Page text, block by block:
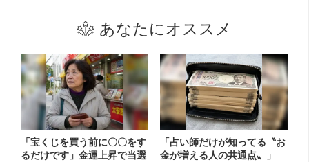
あなたにオススメ
「宝くじを買う前に〇〇をす
るだけです」金運上昇で当選
「占い師だけが知ってる〝お
金が増える人の共通点〟」